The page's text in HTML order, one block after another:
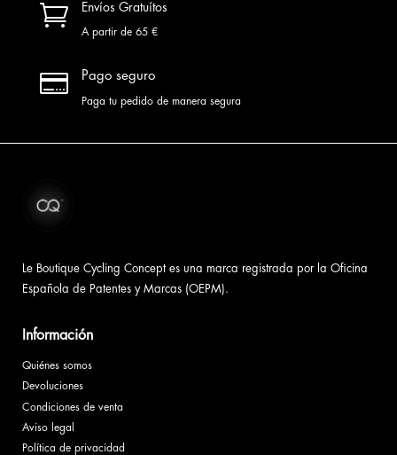
 Envíos Gratuítos
A partir de 65 €
 Pago seguro
Paga tu pedido de manera segura
Le Boutique Cycling Concept es una marca registrada por la Oficina
Española de Patentes y Marcas (OEPM).
Información
Quiénes somos
Devoluciones
Condiciones de venta
Aviso legal
Política de privacidad